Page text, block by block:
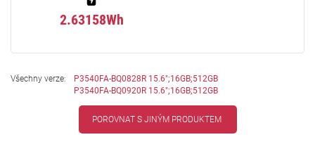
2.63158Wh
Všechny verze:
P3540FA-BQ0828R 15.6";16GB;512GB
P3540FA-BQ0920R 15.6";16GB;512GB
POROVNAT S JINÝM PRODUKTEM